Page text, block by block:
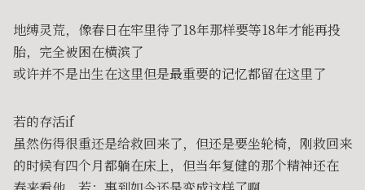
地缚灵荒，像春日在牢里待了18年那样要等18年才能再投
胎，完全被困在横滨了
或许并不是出生在这里但是最重要的记忆都留在这里了
若的存活if
虽然伤得很重还是给救回来了，但还是要坐轮椅，刚救回来
的时候有四个月都躺在床上，但当年复健的那个精神还在